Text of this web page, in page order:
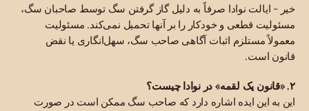
خیر - ایالت نوادا صرفاً به دلیل گاز گرفتن سگ توسط صاحبان سگ،
مسئولیت قطعی و خودکار را بر آنها تحمیل نمی‌کند. مسئولیت
معمولاً مستلزم اثبات آگاهی صاحب سگ، سهل‌انگاری یا نقض
قانون است.
۲. «قانون یک لقمه» در نوادا چیست؟
این به این ایده اشاره دارد که صاحب سگ ممکن است در صورت